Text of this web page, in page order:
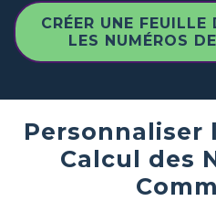
CRÉER UNE
LES NUMÉROS
Personnaliser
Calcul des